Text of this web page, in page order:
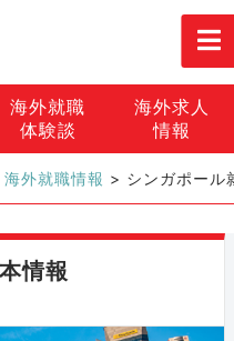
海外就職
体験談
海外求人
情報
海外就職情報 > シンガポール
情報